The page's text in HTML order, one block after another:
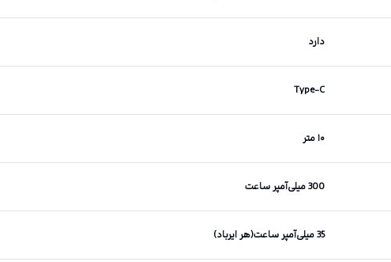
دارد
Type-C
۱۰ متر
300 میلی‌آمپر ساعت
35 میلی‌آمپر ساعت(هر ایرباد)